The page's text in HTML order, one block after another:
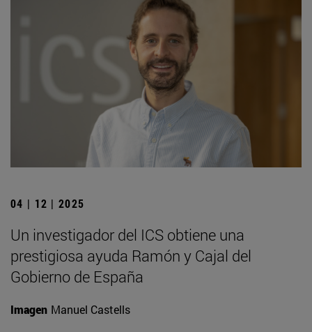
04 | 12 | 2025
Un investigador del ICS obtiene una
prestigiosa ayuda Ramón y Cajal del
Gobierno de España
Imagen Manuel Castells